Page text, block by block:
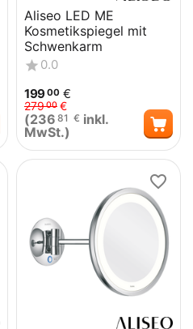
Aliseo LED ME
Kosmetikspiegel mit
Schwenkarm
0.0
19900 €
27900 €
(236 81 € inkl.
MwSt.)